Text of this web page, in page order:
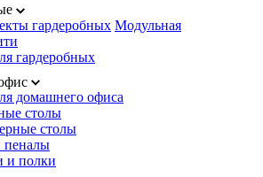
гардеробных Модульная
гардеробных
домашнего офиса
столы
столы
и полки